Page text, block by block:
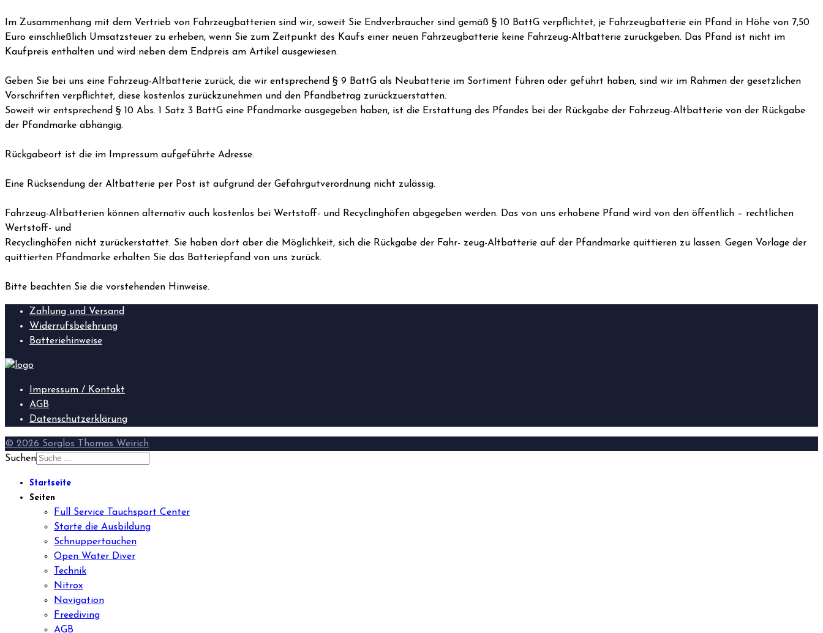
Im Zusammenhang mit dem Vertrieb von Fahrzeugbatterien sind wir, soweit Sie Endverbraucher sind gemäß § 10 BattG verpflichtet, je Fahrzeugbatterie ein Pfand in Höhe von 7,50
Euro einschließlich Umsatzsteuer zu erheben, wenn Sie zum Zeitpunkt des Kaufs einer neuen Fahrzeugbatterie keine Fahrzeug-Altbatterie zurückgeben. Das Pfand ist nicht im
Kaufpreis enthalten und wird neben dem Endpreis am Artikel ausgewiesen.
Geben Sie bei uns eine Fahrzeug-Altbatterie zurück, die wir entsprechend § 9 BattG als Neubatterie im Sortiment führen oder geführt haben, sind wir im Rahmen der gesetzlichen
Vorschriften verpflichtet, diese kostenlos zurückzunehmen und den Pfandbetrag zurückzuerstatten.
Soweit wir entsprechend § 10 Abs. 1 Satz 3 BattG eine Pfandmarke ausgegeben haben, ist die Erstattung des Pfandes bei der Rückgabe der Fahrzeug-Altbatterie von der Rückgabe
der Pfandmarke abhängig.
Rückgabeort ist die im Impressum aufgeführte Adresse.
Eine Rücksendung der Altbatterie per Post ist aufgrund der Gefahrgutverordnung nicht zulässig.
Fahrzeug-Altbatterien können alternativ auch kostenlos bei Wertstoff- und Recyclinghöfen abgegeben werden. Das von uns erhobene Pfand wird von den öffentlich – rechtlichen
Wertstoff- und
Recyclinghöfen nicht zurückerstattet. Sie haben dort aber die Möglichkeit, sich die Rückgabe der Fahr- zeug-Altbatterie auf der Pfandmarke quittieren zu lassen. Gegen Vorlage der
quittierten Pfandmarke erhalten Sie das Batteriepfand von uns zurück.
Bitte beachten Sie die vorstehenden Hinweise.
Zahlung und Versand
Widerrufsbelehrung
Batteriehinweise
Impressum / Kontakt
AGB
Datenschutzerklärung
© 2026 Sorglos Thomas Weirich
Suchen
Startseite
Seiten
Full Service Tauchsport Center
Starte die Ausbildung
Schnuppertauchen
Open Water Diver
Technik
Nitrox
Navigation
Freediving
AGB